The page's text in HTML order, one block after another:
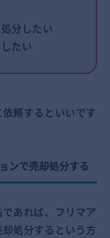
分したい
たい
頼するといいです
ンで売却処分する
あれば、フリマア
処分するという方